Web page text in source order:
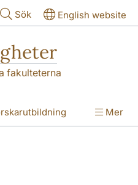
Sök English website
fakulteterna
Mer